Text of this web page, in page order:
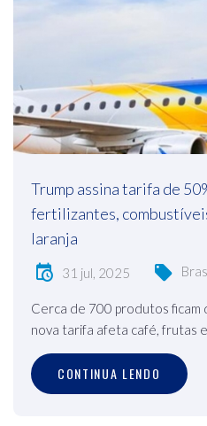
Trump assina tarifa de
fertilizantes,
laranja
31 jul, 2025
Cerca de 700 produtos ficam
nova tarifa afeta café, frutas
CONTINUA LENDO